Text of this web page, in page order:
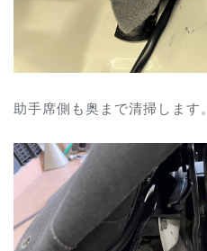
助手席側も奥まで清掃します。